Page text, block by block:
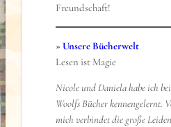
Freundschaft!
» Unsere Bücherwelt
Lesen ist Magie
Nicole und Daniela habe ich
Woolfs Bücher kennengelernt.
mich verbindet die große